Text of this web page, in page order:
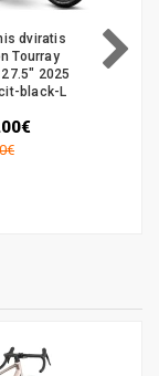
dviratis
Tourray
2025
black-L